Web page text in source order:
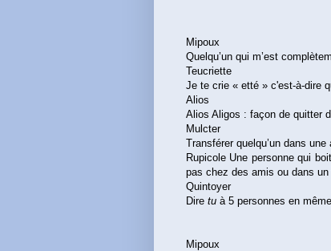
Mipoux
Quelqu’un qui m’est
Teucriette
Je te crie « etté » c'est-à-dire
Alios
Alios Aligos : façon de quitter
Mulcter
Transférer quelqu’un dans une
Rupicole Une personne qui
pas chez des amis ou dans un
Quintoyer
Dire tu à 5 personnes en
Mipoux